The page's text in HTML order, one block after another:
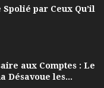
par Ceux Qu’il
aux Comptes : Le
Désavoue les...